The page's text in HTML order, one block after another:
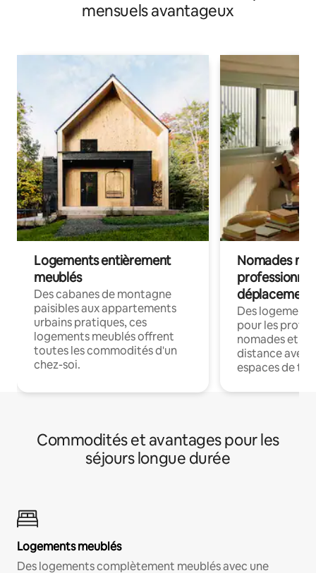
mensuels avantageux
Logements entièrement
meublés
Des cabanes de montagne
paisibles aux appartements
urbains pratiques, ces
logements meublés offrent
toutes les commodités d'un
chez-soi.
Nomades
déplacement
Des
pour les
nomades et
distance avec
espaces de
Commodités et avantages pour les
séjours longue durée
Logements meublés
Des logements complètement meublés avec une